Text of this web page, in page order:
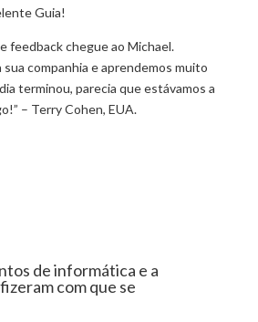
Guia!
feedback chegue ao Michael.
companhia e aprendemos muito
terminou, parecia que estávamos a
– Terry Cohen, EUA.
de informática e a
com que se